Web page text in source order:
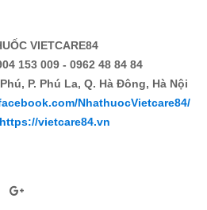
VIETCARE84
153 009 - 0962 48 84 84
P. Phú La, Q. Hà Đông, Hà Nội
NhathuocVietcare84/
https://vietcare84.vn